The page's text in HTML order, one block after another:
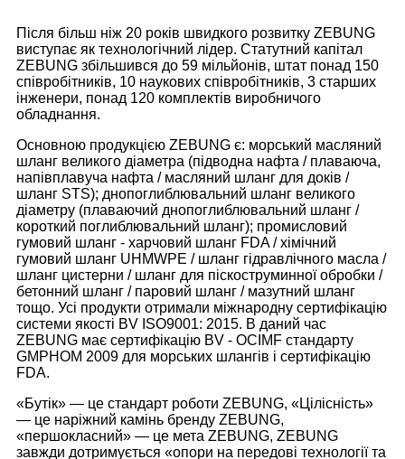
Після більш ніж 20 років швидкого розвитку ZEBUNG
виступає як технологічний лідер. Статутний капітал
ZEBUNG збільшився до 59 мільйонів, штат понад 150
співробітників, 10 наукових співробітників, 3 старших
інженери, понад 120 комплектів виробничого
обладнання.
Основною продукцією ZEBUNG є: морський масляний
шланг великого діаметра (підводна нафта / плаваюча,
напівплавуча нафта / масляний шланг для доків /
шланг STS); днопоглиблювальний шланг великого
діаметру (плаваючий днопоглиблювальний шланг /
короткий поглиблювальний шланг); промисловий
гумовий шланг - харчовий шланг FDA / хімічний
гумовий шланг UHMWPE / шланг гідравлічного масла /
шланг цистерни / шланг для піскоструминної обробки /
бетонний шланг / паровий шланг / мазутний шланг
тощо. Усі продукти отримали міжнародну сертифікацію
системи якості BV ISO9001: 2015. В даний час
ZEBUNG має сертифікацію BV - OCIMF стандарту
GMPHOM 2009 для морських шлангів і сертифікацію
FDA.
«Бутік» — це стандарт роботи ZEBUNG, «Цілісність»
— це наріжний камінь бренду ZEBUNG,
«першокласний» — це мета ZEBUNG, ZEBUNG
завжди дотримується «опори на передові технології та